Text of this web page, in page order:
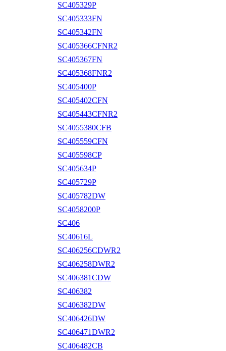
SC405329P
SC405333FN
SC405342FN
SC405366CFNR2
SC405367FN
SC405368FNR2
SC405400P
SC405402CFN
SC405443CFNR2
SC4055380CFB
SC405559CFN
SC405598CP
SC405634P
SC405729P
SC405782DW
SC4058200P
SC406
SC40616L
SC406256CDWR2
SC406258DWR2
SC406381CDW
SC406382
SC406382DW
SC406426DW
SC406471DWR2
SC406482CB